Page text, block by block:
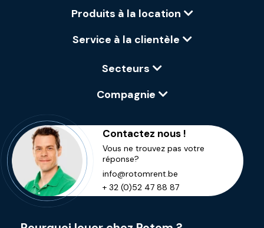
Produits à la location
Service à la clientèle
Secteurs
Compagnie
Contactez nous !
Vous ne trouvez pas votre
réponse?
info@rotomrent.be
+ 32 (0)52 47 88 87